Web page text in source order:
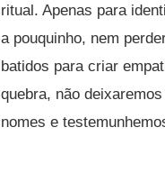
ritual. Apenas para
a pouquinho, nem
batidos para criar
quebra, não
nomes e